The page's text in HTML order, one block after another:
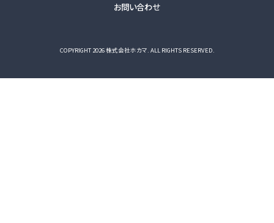
お問い合わせ
COPYRIGHT 2026 株式会社ホカマ. ALL RIGHTS RESERVED.